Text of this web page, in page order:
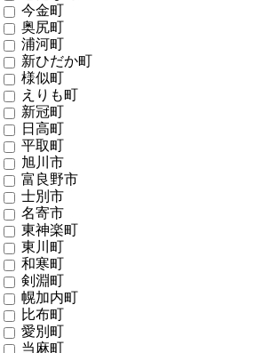
今金町
奥尻町
浦河町
新ひだか町
様似町
えりも町
新冠町
日高町
平取町
旭川市
富良野市
士別市
名寄市
東神楽町
東川町
和寒町
剣淵町
幌加内町
比布町
愛別町
当麻町